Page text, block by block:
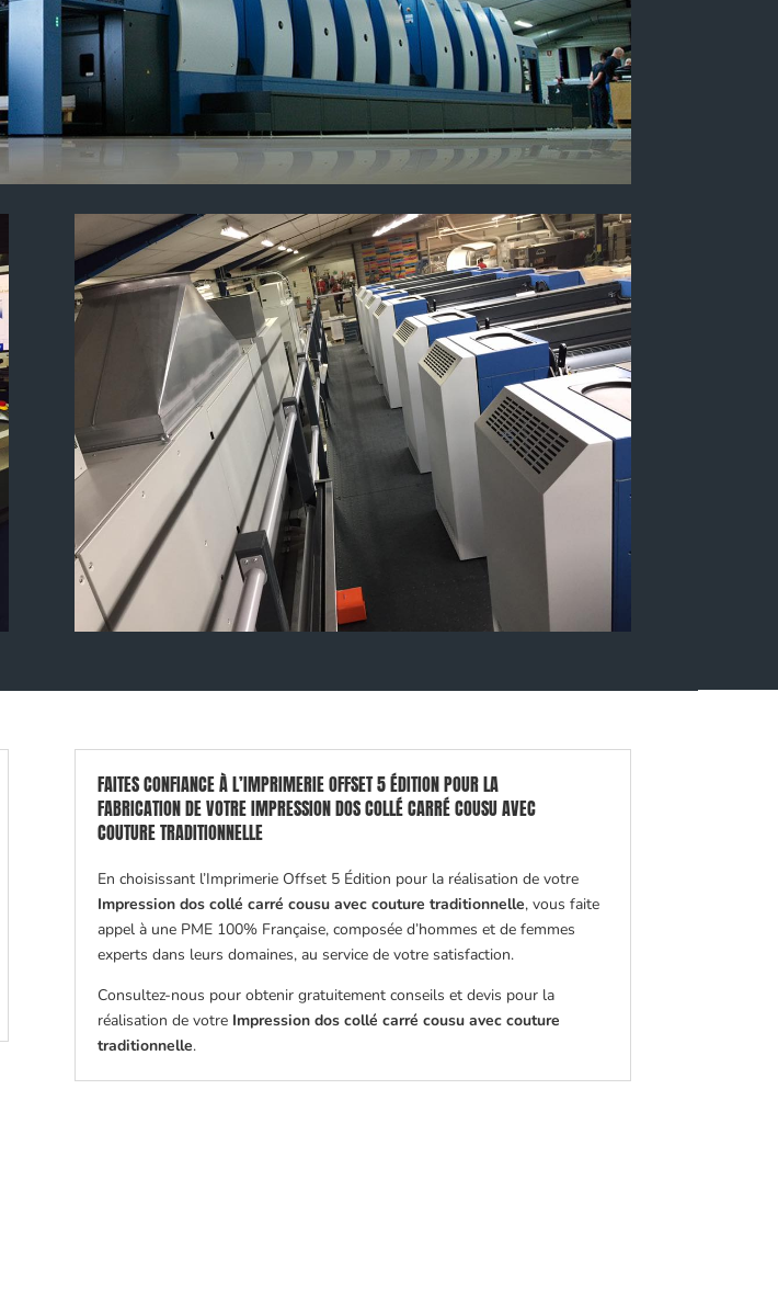
FAITES CONFIANCE À L’IMPRIMERIE OFFSET 5 ÉDITION POUR LA
FABRICATION DE VOTRE IMPRESSION DOS COLLÉ CARRÉ COUSU AVEC
COUTURE TRADITIONNELLE
En choisissant l’Imprimerie Offset 5 Édition pour la réalisation de votre
Impression dos collé carré cousu avec couture traditionnelle, vous faite
appel à une PME 100% Française, composée d’hommes et de femmes
experts dans leurs domaines, au service de votre satisfaction.
Consultez-nous pour obtenir gratuitement conseils et devis pour la
réalisation de votre Impression dos collé carré cousu avec couture
traditionnelle.